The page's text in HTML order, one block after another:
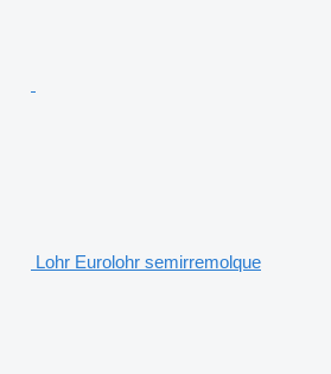
Lohr Eurolohr semirremolque